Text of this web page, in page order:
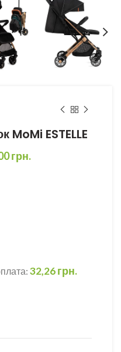
MoMi ESTELLE
грн.
32,26 грн.